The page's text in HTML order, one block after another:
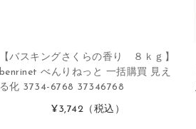
【バスキングさくらの香り ８ｋｇ】
benrinet べんりねっと 一括購買 見え
る化 3734-6768 37346768
¥3,742 （税込）